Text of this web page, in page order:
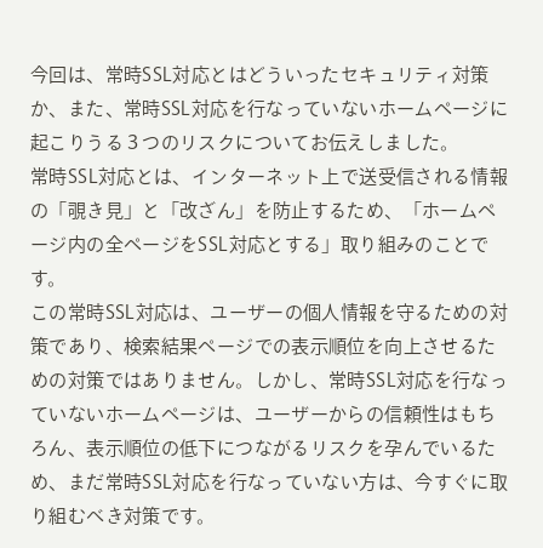
今回は、常時SSL対応とはどういったセキュリティ対策
か、また、常時SSL対応を行なっていないホームページに
起こりうる３つのリスクについてお伝えしました。
常時SSL対応とは、インターネット上で送受信される情報
の「覗き見」と「改ざん」を防止するため、「ホームペ
ージ内の全ページをSSL対応とする」取り組みのことで
す。
この常時SSL対応は、ユーザーの個人情報を守るための対
策であり、検索結果ページでの表示順位を向上させるた
めの対策ではありません。しかし、常時SSL対応を行なっ
ていないホームページは、ユーザーからの信頼性はもち
ろん、表示順位の低下につながるリスクを孕んでいるた
め、まだ常時SSL対応を行なっていない方は、今すぐに取
り組むべき対策です。